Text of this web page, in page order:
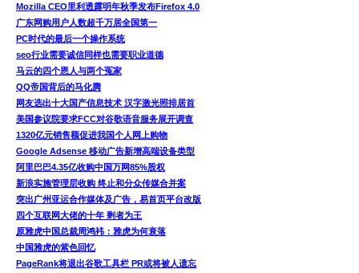
Mozilla CEO里利透露明年秋季发布Firefox 4.0
广东网购用户人数超千万居全国第一
PC时代的最后一个操作系统
seo行业需要诚信同样也需要职业道德
马云的四个恩人与两个冤家
QQ帝国背后的马化腾
网友选出十大国产信息技术 汉字激光照排居首
美国参议院要求FCC对谷歌语音服务展开调查
1320亿元销售额促进我国个人网上购物
Google Adsense 移动广告新增高端设备类型
阿里巴巴4.35亿收购中国万网85%股权
新浪实施管理层收购 终止和分众传媒合并案
突出广州亚运合作媒体及广告，易首页平台改版
四个互联网大佬的十年 剩者为王
原雅虎中国总裁周鸿袆：雅虎为何衰落
中国雅虎的紫色回忆
PageRank将退出谷歌工具栏 PR或将被人遗忘